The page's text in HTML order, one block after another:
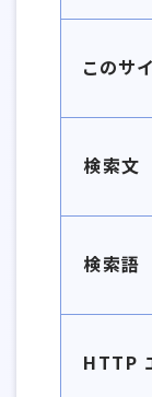
このサ
検索文
検索語
HTTP